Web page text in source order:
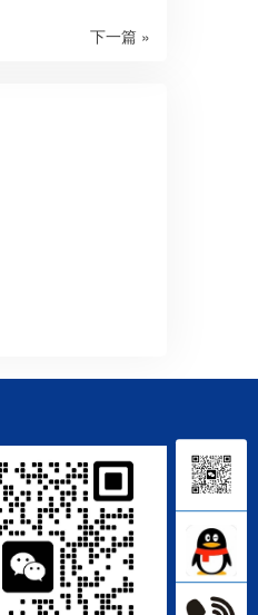
下一篇 »